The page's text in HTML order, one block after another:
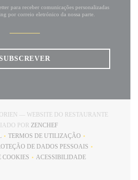
para receber comunicações personalizadas
por correio eletrónico da nossa parte.
— WEBSITE DO RESTAURANTE
POR ZENCHEF((ABRE NUMA NOVA
NUMA NOVA JANELA))
TERMOS DE UTILIZAÇÃO
((ABRE NUMA NOVA JANELA))
DE DADOS PESSOAIS
COOKIES
ACESSIBILIDADE